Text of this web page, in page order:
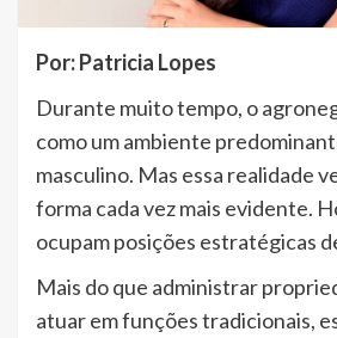
Por: Patricia Lopes
Durante muito tempo, o
como um ambiente
masculino. Mas essa realidade
forma cada vez mais evidente.
ocupam posições estratégicas
Mais do que administrar
atuar em funções tradicionais,